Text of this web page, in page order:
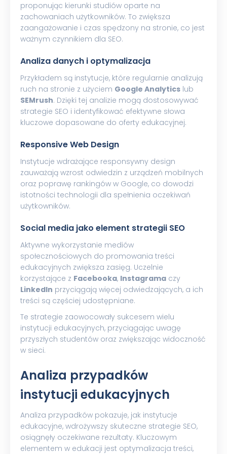
proponując kierunki studiów oparte na
zachowaniach użytkowników. To zwiększa
zaangażowanie i czas spędzony na stronie, co jest
ważnym czynnikiem dla SEO.
Analiza danych i optymalizacja
Przykładem są instytucje, które regularnie analizują
ruch na stronie z użyciem Google Analytics lub
SEMrush. Dzięki tej analizie mogą dostosowywać
strategie SEO i identyfikować efektywne słowa
kluczowe dopasowane do oferty edukacyjnej.
Responsive Web Design
Instytucje wdrażające responsywny design
zauważają wzrost odwiedzin z urządzeń mobilnych
oraz poprawę rankingów w Google, co dowodzi
istotności technologii dla spełnienia oczekiwań
użytkowników.
Social media jako element strategii SEO
Aktywne wykorzystanie mediów
społecznościowych do promowania treści
edukacyjnych zwiększa zasięg. Uczelnie
korzystające z Facebooka, Instagrama czy
LinkedIn przyciągają więcej odwiedzających, a ich
treści są częściej udostępniane.
Te strategie zaowocowały sukcesem wielu
instytucji edukacyjnych, przyciągając uwagę
przyszłych studentów oraz zwiększając widoczność
w sieci.
Analiza przypadków
instytucji edukacyjnych
Analiza przypadków pokazuje, jak instytucje
edukacyjne, wdrożywszy skuteczne strategie SEO,
osiągnęły oczekiwane rezultaty. Kluczowym
elementem w edukacji jest optymalizacja treści,